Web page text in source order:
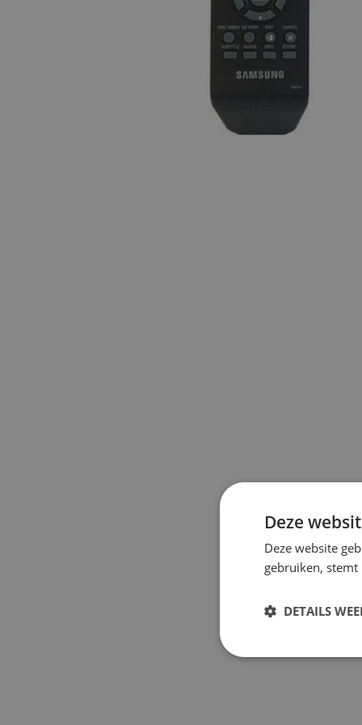
Deze
Deze website
gebruiken,
DETAILS